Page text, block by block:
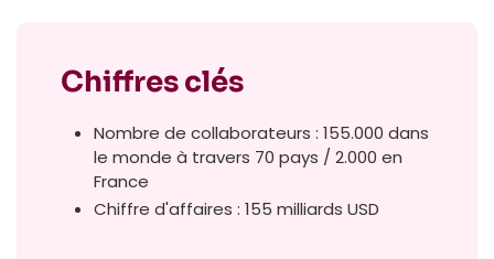
Chiffres clés
Nombre de collaborateurs : 155.000 dans
le monde à travers 70 pays / 2.000 en
France
Chiffre d'affaires : 155 milliards USD